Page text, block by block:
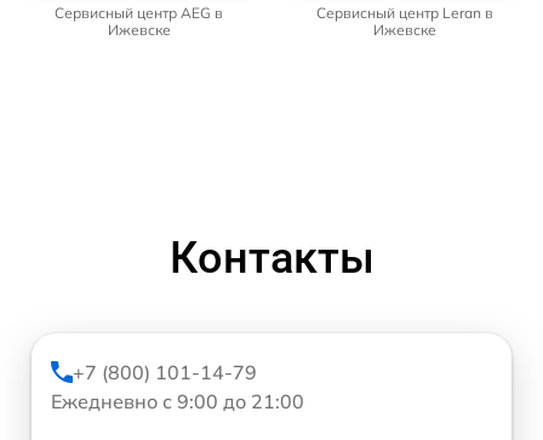
Сервисный центр AEG в
Ижевске
Сервисный центр Leran в
Ижевске
Контакты
+7 (800) 101-14-79
Ежедневно с 9:00 до 21:00